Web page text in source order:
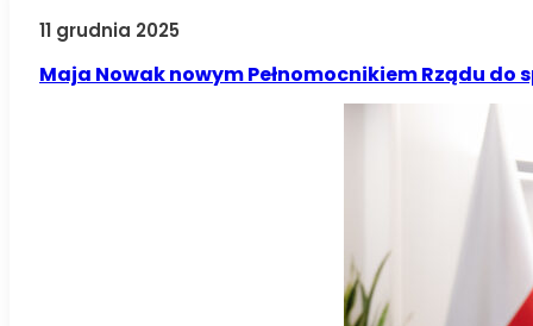
11 grudnia 2025
Maja Nowak nowym Pełnomocnikiem Rządu do